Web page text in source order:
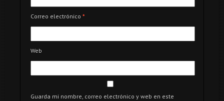
Correo electrónico *
Web
Guarda mi nombre, correo electrónico y web en este